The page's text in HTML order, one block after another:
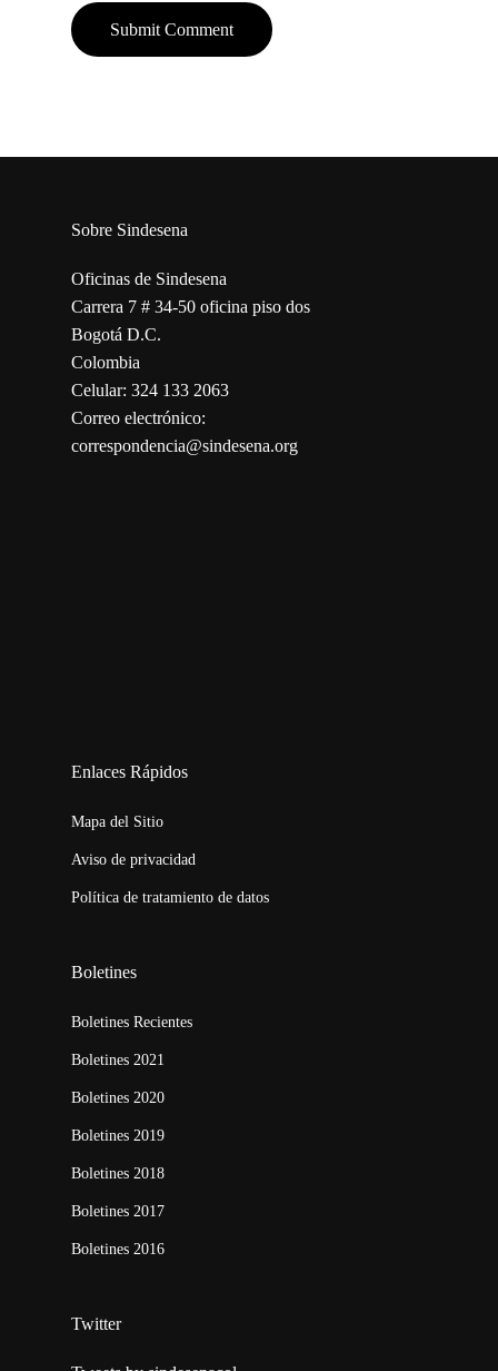
Sobre Sindesena
Oficinas de Sindesena
Carrera 7 # 34-50 oficina piso dos
Bogotá D.C.
Colombia
Celular: 324 133 2063
Correo electrónico:
correspondencia@sindesena.org
Enlaces Rápidos
Mapa del Sitio
Aviso de privacidad
Política de tratamiento de datos
Boletines
Boletines Recientes
Boletines 2021
Boletines 2020
Boletines 2019
Boletines 2018
Boletines 2017
Boletines 2016
Twitter